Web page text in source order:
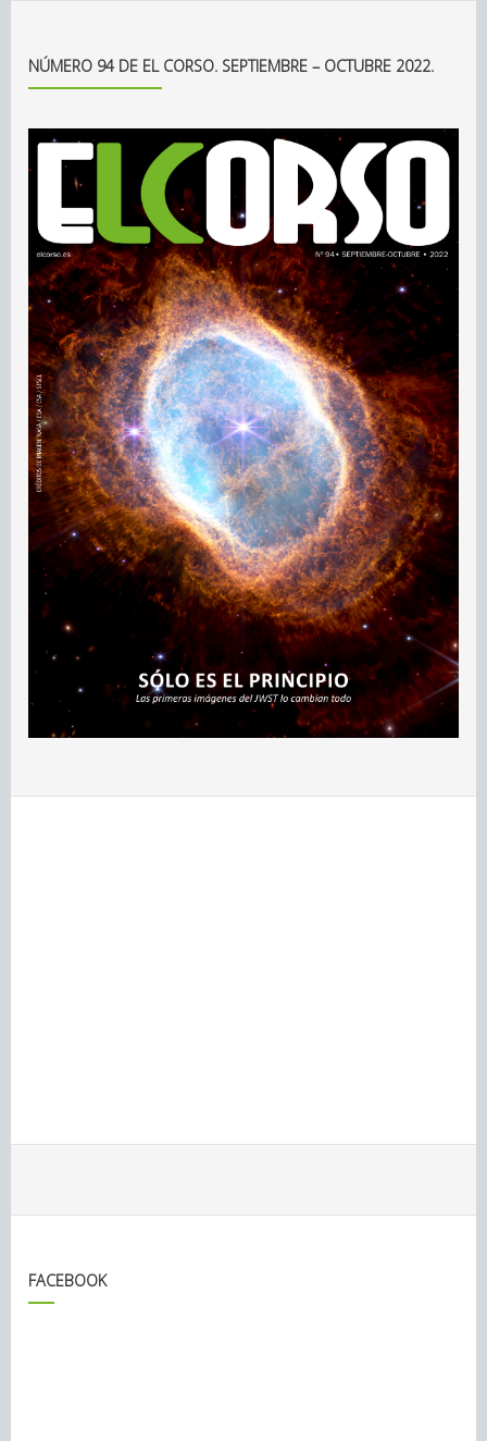
NÚMERO 94 DE EL CORSO. SEPTIEMBRE – OCTUBRE 2022.
FACEBOOK